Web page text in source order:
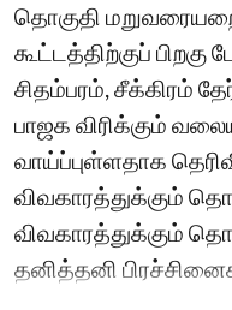
தொகுதி
கூட்டத்திற்குப் பிறகு
சிதம்பரம், சீக்கிரம்
பாஜக விரிக்கும்
வாய்ப்புள்ளதாக
விவகாரத்துக்கும்
விவகாரத்துக்கும்
தனித்தனி